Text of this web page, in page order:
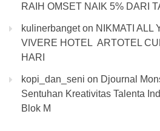
RAIH OMSET NAIK 5% DARI
kulinerbangeton NIKMATI ALL
VIVERE HOTEL ARTOTEL
HARI
kopi_dan_seni on Djournal
Sentuhan Kreativitas Talenta
Blok M